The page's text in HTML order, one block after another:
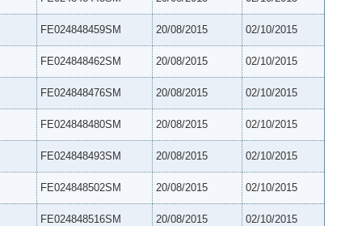
FE024848459SM 20/08/2015 02/10/2015
FE024848462SM 20/08/2015 02/10/2015
FE024848476SM 20/08/2015 02/10/2015
FE024848480SM 20/08/2015 02/10/2015
FE024848493SM 20/08/2015 02/10/2015
FE024848502SM 20/08/2015 02/10/2015
FE024848516SM 20/08/2015 02/10/2015